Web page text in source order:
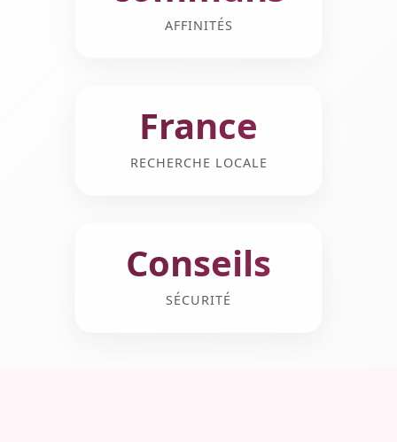
AFFINITÉS
France
RECHERCHE LOCALE
Conseils
SÉCURITÉ